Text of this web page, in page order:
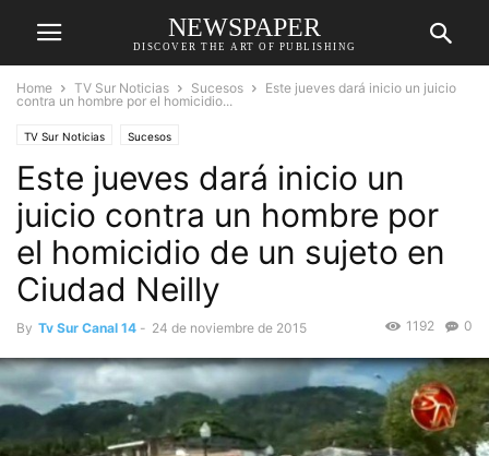
NEWSPAPER
DISCOVER THE ART OF PUBLISHING
Home TV Sur Noticias Sucesos
Este jueves dará inicio un juicio
contra un hombre por el homicidio...
TV Sur Noticias Sucesos
Este jueves dará inicio un
juicio contra un hombre por
el homicidio de un sujeto en
Ciudad Neilly
By Tv Sur Canal 14 - 24 de noviembre de 2015 0
1192